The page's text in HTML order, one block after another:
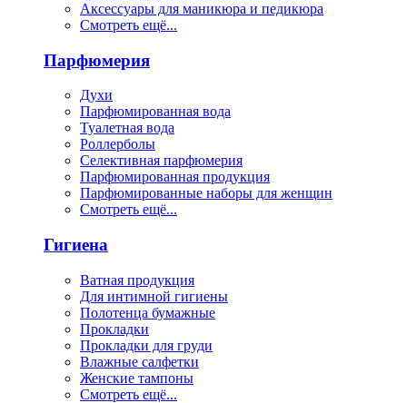
Аксессуары для маникюра и педикюра
Смотреть ещё...
Парфюмерия
Духи
Парфюмированная вода
Туалетная вода
Роллерболы
Селективная парфюмерия
Парфюмированная продукция
Парфюмированные наборы для женщин
Смотреть ещё...
Гигиена
Ватная продукция
Для интимной гигиены
Полотенца бумажные
Прокладки
Прокладки для груди
Влажные салфетки
Женские тампоны
Смотреть ещё...